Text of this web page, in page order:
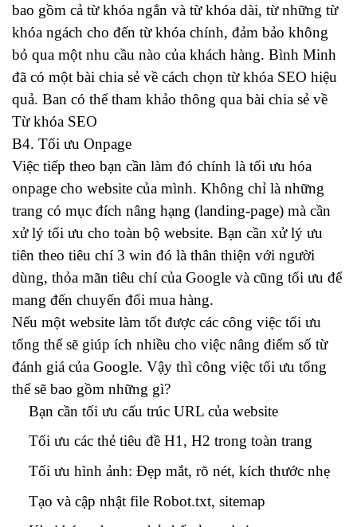
bao gồm cả từ khóa ngắn và từ khóa dài, từ những từ
khóa ngách cho đến từ khóa chính, đảm bảo không
bỏ qua một nhu cầu nào của khách hàng. Bình Minh
đã có một bài chia sẻ về cách chọn từ khóa SEO hiệu
quả. Ban có thể tham khảo thông qua bài chia sẻ về
Từ khóa SEO
B4. Tối ưu Onpage
Việc tiếp theo bạn cần làm đó chính là tối ưu hóa
onpage cho website của mình. Không chỉ là những
trang có mục đích nâng hạng (landing-page) mà cần
xử lý tối ưu cho toàn bộ website. Bạn cần xử lý ưu
tiên theo tiêu chí 3 win đó là thân thiện với người
dùng, thỏa mãn tiêu chí của Google và cũng tối ưu để
mang đến chuyển đổi mua hàng.
Nếu một website làm tốt được các công việc tối ưu
tổng thể sẽ giúp ích nhiều cho việc nâng điểm số từ
đánh giá của Google. Vậy thì công việc tối ưu tổng
thể sẽ bao gồm những gì?
Bạn cần tối ưu cấu trúc URL của website
Tối ưu các thẻ tiêu đề H1, H2 trong toàn trang
Tối ưu hình ảnh: Đẹp mắt, rõ nét, kích thước nhẹ
Tạo và cập nhật file Robot.txt, sitemap